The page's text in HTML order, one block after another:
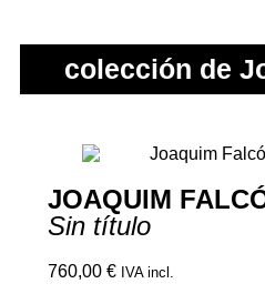
colección de
JOAQUIM
Sin título
760,00 € IVA incl.